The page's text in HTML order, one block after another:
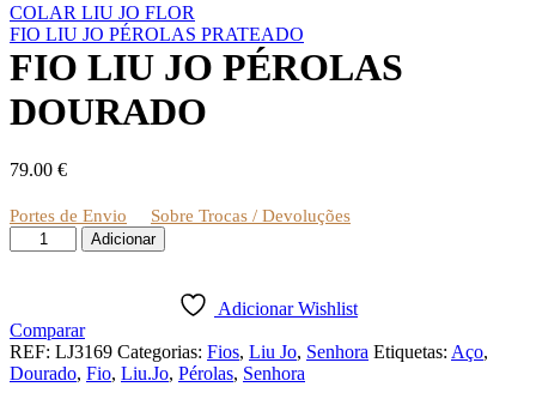
COLAR LIU JO FLOR
FIO LIU JO PÉROLAS PRATEADO
FIO LIU JO PÉROLAS
DOURADO
79.00 €
Portes de Envio Sobre Trocas / Devoluções
Quantidade
de
JO
PÉROLAS
DOURADO
Adicionar
Adicionar Wishlist
Comparar
REF: LJ3169 Categorias: Fios, Liu Jo, Senhora Etiquetas: Aço,
Dourado, Fio, Liu.Jo, Pérolas, Senhora